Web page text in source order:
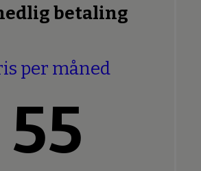
betaling
per måned
55